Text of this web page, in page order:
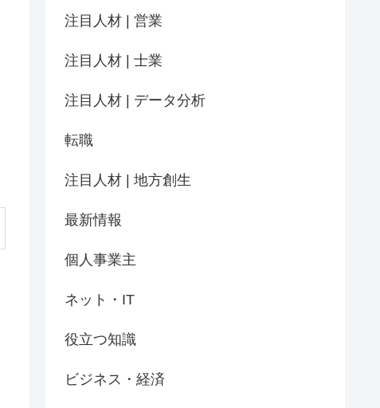
注目人材 | 営業
注目人材 | 士業
注目人材 | データ分析
転職
注目人材 | 地方創生
最新情報
個人事業主
ネット・IT
役立つ知識
ビジネス・経済